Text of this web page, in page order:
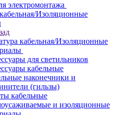
электромонтажа
Изоляционные
кабельная/Изоляционные
для светильников
кабельные
наконечники и
(гильзы)
кабельные
и изоляционные